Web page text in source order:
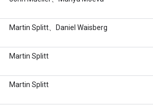
Martin Splitt、Daniel Waisberg
Martin Splitt
Martin Splitt